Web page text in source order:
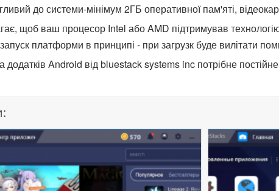
до системи-мінімум 2ГБ оперативної пам'яті,
щоб ваш процесор Intel або AMD підтримував технологію
запуск платформи в принципі - при загрузк буде вилітати
Android від bluestack systems inc потрібне